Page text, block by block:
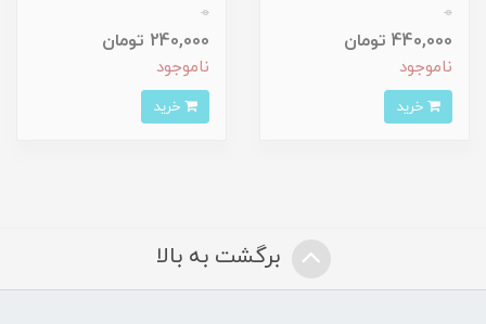
0
440,000 تومان
ناموجود
0
240,000 تومان
ناموجود
برگشت به بالا